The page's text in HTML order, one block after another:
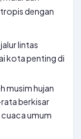
dengan
lintas
kota penting di
musim hujan
berkisar
umum